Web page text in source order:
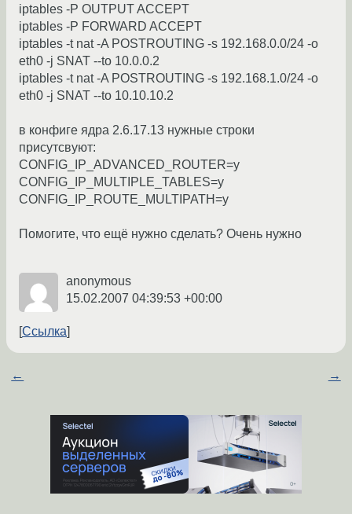
iptables -P OUTPUT ACCEPT
iptables -P FORWARD ACCEPT
iptables -t nat -A POSTROUTING -s 192.168.0.0/24 -o
eth0 -j SNAT --to 10.0.0.2
iptables -t nat -A POSTROUTING -s 192.168.1.0/24 -o
eth0 -j SNAT --to 10.10.10.2
в конфиге ядра 2.6.17.13 нужные строки
присутсвуют:
CONFIG_IP_ADVANCED_ROUTER=y
CONFIG_IP_MULTIPLE_TABLES=y
CONFIG_IP_ROUTE_MULTIPATH=y
Помогите, что ещё нужно сделать? Очень нужно
anonymous
15.02.2007 04:39:53 +00:00
Ссылка
← →